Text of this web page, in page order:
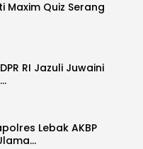
Maxim Quiz Serang
RI Jazuli Juwaini
Lebak AKBP